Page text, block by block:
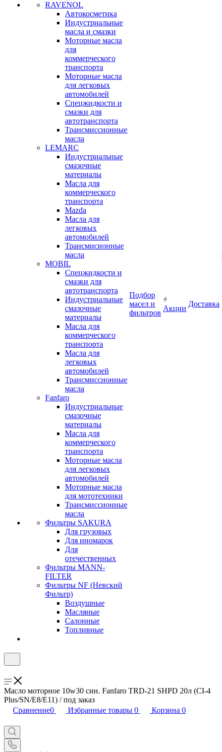
RAVENOL
Автокосметика
Индустриальные
масла и смазки
Моторные масла
для
коммерческого
транспорта
Моторные масла
для легковых
автомобилей
Спецжидкости и
смазки для
автотранспорта
Трансмиссионные
масла
LEMARC
Индустриальные
смазочные
материалы
Масла для
коммерческого
транспорта
Mazda
Масла для
легковых
автомобилей
Трансмисионные
масла
MOBIL
Cпецжидкости и
смазки для
автотранспорта
Индустриальные
смазочные
материалы
Масла для
коммерческого
транспорта
Масла для
легковых
автомобилей
Трансмиссионные
масла
Fanfaro
Индустриальные
смазочные
материалы
Масла для
коммерческого
транспорта
Моторные масла
для легковых
автомобилей
Моторные масла
для мототехники
Трансмиссионные
масла
Фильтры SAKURA
Для грузовых
Для иномарок
Для
отечественных
Фильтры MANN-
FILTER
Фильтры NF (Невский
Фильтр)
Воздушные
Масляные
Салонные
Топливные
Подбор
масел и
фильтров
Акции
Доставка
Масло моторное 10w30 син. Fanfaro TRD-21 SHPD 20л (CI-4
Plus/SN/E8/E11) / под заказ
Сравнение0 Избранные товары 0 Корзина 0